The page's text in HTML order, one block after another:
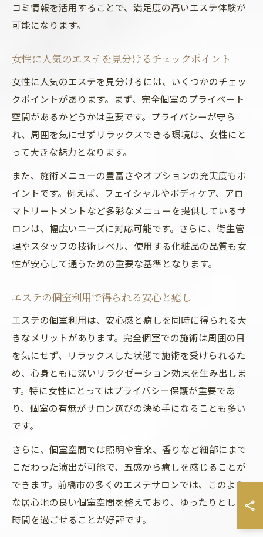
コミ情報を活用することで、満足度の高いエステ体験が
可能になります。
女性に人気のエステを見分けるチェックポイント
女性に人気のエステを見分けるには、いくつかのチェッ
クポイントがあります。まず、完全個室のプライベート
空間があるかどうかは重要です。プライバシーが守ら
れ、周囲を気にせずリラックスできる環境は、女性にと
って大きな魅力となります。
また、施術メニューの豊富さやオプションの充実度もポ
イントです。例えば、フェイシャルやボディケア、アロ
マトリートメントなど多彩なメニューを提供しているサ
ロンは、幅広いニーズに対応可能です。さらに、衛生管
理やスタッフの技術レベル、使用する化粧品の品質も女
性が安心して通うための重要な基準となります。
エステの個室利用で得られる安心と癒し
エステの個室利用は、安心感と癒しを同時に得られる大
きなメリットがあります。完全個室での施術は周囲の目
を気にせず、リラックスした状態で施術を受けられるた
め、心身ともに深いリラクゼーション効果を生み出しま
す。特に女性にとってはプライバシー保護が重要であ
り、個室の有無がサロン選びの決め手になることも多い
です。
さらに、個室空間では照明や音楽、香りなど細部にまで
こだわった演出が可能で、五感から癒しを感じることが
できます。前橋市の多くのエステサロンでは、このよう
な居心地の良い個室空間を整えており、ゆったりとした
時間を過ごせることが好評です。